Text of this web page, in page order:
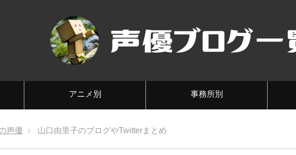
アニメ別 事務所別
声優 山口由里子のブログやTwitterまとめ